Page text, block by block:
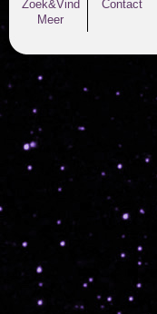
Zoek&Vind
Meer
Contact